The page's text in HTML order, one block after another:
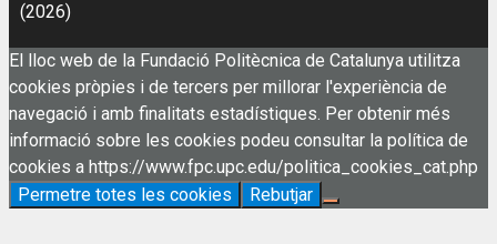
(2026)
El lloc web de la Fundació Politècnica de Catalunya utilitza
cookies pròpies i de tercers per millorar l'experiència de
navegació i amb finalitats estadístiques. Per obtenir més
informació sobre les cookies podeu consultar la política de
cookies a https://www.fpc.upc.edu/politica_cookies_cat.php
Permetre totes les cookies
Rebutjar